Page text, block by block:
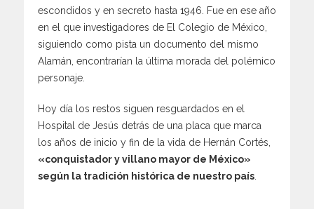
escondidos y en secreto hasta 1946. Fue en ese año
en el que investigadores de El Colegio de México,
siguiendo como pista un documento del mismo
Alamán, encontrarían la última morada del polémico
personaje.
Hoy día los restos siguen resguardados en el
Hospital de Jesús detrás de una placa que marca
los años de inicio y fin de la vida de Hernán Cortés,
«conquistador y villano mayor de México»
según la tradición histórica de nuestro país